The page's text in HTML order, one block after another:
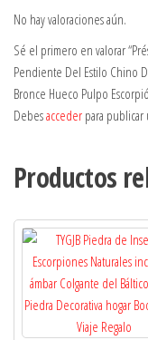
No hay valoraciones aún.
Sé el primero en valorar
Pendiente Del Estilo Chino
Bronce Hueco Pulpo
Debesacceder para publicar
Productos